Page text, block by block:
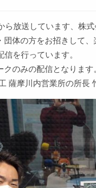
ら放送しています、株
団体の方をお招きして
信を行っています。
クのみの配信となりま
薩摩川内営業所の所長